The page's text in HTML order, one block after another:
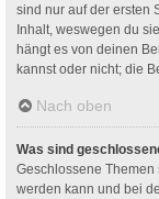
sind nur auf der ersten
Inhalt, weswegen du
hängt es von deinen
kannst oder nicht; die
Nach oben
Was sind
Geschlossene
werden kann und bei